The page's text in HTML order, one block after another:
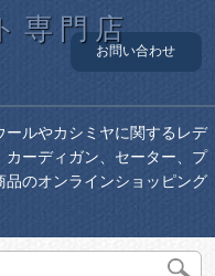
専門店
お問い合わせ
ルやカシミヤに関するレデ
カーディガン、セーター、プ
のオンラインショッピング